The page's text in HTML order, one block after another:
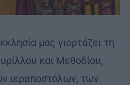
μας γιορτάζει τη
και Μεθοδίου,
ιεραποστόλων, των